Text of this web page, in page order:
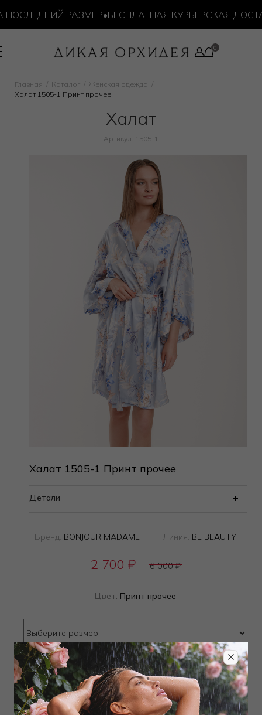
РАЗМЕР•БЕСПЛАТНАЯ КУРЬЕРСКАЯ
Главная Каталог
Женская одежда
Халат 1505-1 Принт прочее
Халат
Артикул: 1505-1
Халат 1505-1 Принт прочее
Детали
Бренд: BONJOUR MADAME Линия: BE BEAUTY
2 700 ₽ 6 000₽
Цвет: Принт прочее
Определить размер
Наличие в магазинах
ТОВАР РАСПРОДАН